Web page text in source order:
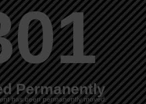
Permanently
has been permanently moved.